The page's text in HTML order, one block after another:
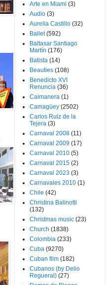
Arte en Miami (3)
Audio (3)
Aurelia Castillo (32)
Ballet (592)
Baltasar Santiago
Martín (176)
Batista (14)
Beauties (108)
Benedicto XVI
Renuncia (36)
Caimanera (1)
Camagüey (2502)
Carlos Ruiz de la
Tejera (3)
Carnaval 2008 (11)
Carnaval 2009 (17)
Carnaval 2010 (5)
Carnaval 2015 (2)
Carnaval 2023 (3)
Carnavales 2010 (1)
Chile (42)
Christina Balinotti
(132)
Christmas music (23)
Church (1838)
Colombia (233)
Cuba (9270)
Cuban film (182)
Cubanos (by Delio
Regueral) (27)